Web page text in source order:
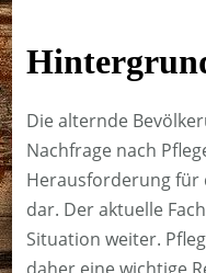
Die alternde
Nachfrage nach
Herausforderung für
dar. Der aktuelle
Situation weiter.